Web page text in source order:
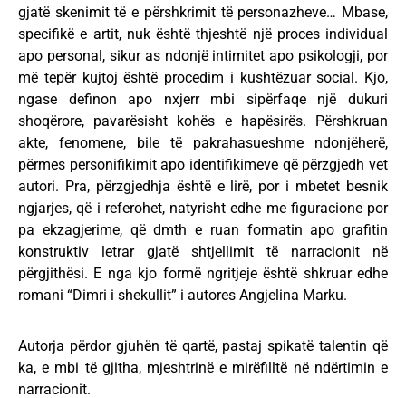
gjatë skenimit të e përshkrimit të personazheve… Mbase,
specifikë e artit, nuk është thjeshtë një proces individual
apo personal, sikur as ndonjë intimitet apo psikologji, por
më tepër kujtoj është procedim i kushtëzuar social. Kjo,
ngase definon apo nxjerr mbi sipërfaqe një dukuri
shoqërore, pavarësisht kohës e hapësirës. Përshkruan
akte, fenomene, bile të pakrahasueshme ndonjëherë,
përmes personifikimit apo identifikimeve që përzgjedh vet
autori. Pra, përzgjedhja është e lirë, por i mbetet besnik
ngjarjes, që i referohet, natyrisht edhe me figuracione por
pa ekzagjerime, që dmth e ruan formatin apo grafitin
konstruktiv letrar gjatë shtjellimit të narracionit në
përgjithësi. E nga kjo formë ngritjeje është shkruar edhe
romani “Dimri i shekullit” i autores Angjelina Marku.
Autorja përdor gjuhën të qartë, pastaj spikatë talentin që
ka, e mbi të gjitha, mjeshtrinë e mirëfilltë në ndërtimin e
narracionit.